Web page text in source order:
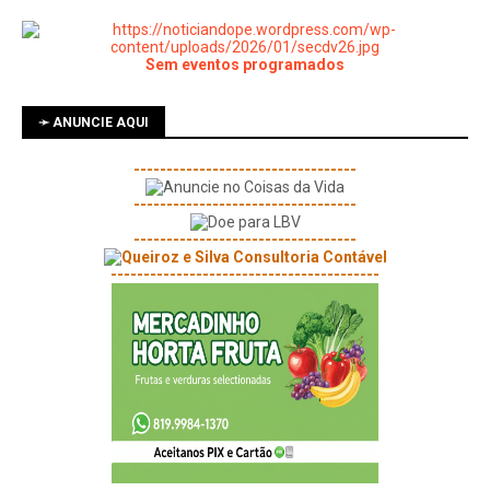
Sem eventos programados
➛ ANUNCIE AQUI
----------------------------------
----------------------------------
----------------------------------
-----------------------------------------